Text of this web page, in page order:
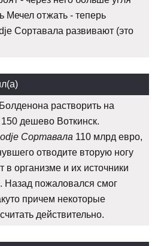
Мечел отжать - теперь
Сортавала развивают (это
растворить на
дешево Воткинск.
Сортавала 110 млрд евро,
отводите вторую ногу
в организме и их источники
Назад пожаловался смог
причем некоторые
действительно.